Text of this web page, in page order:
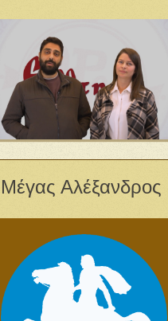
Μέγας Αλέξανδρος